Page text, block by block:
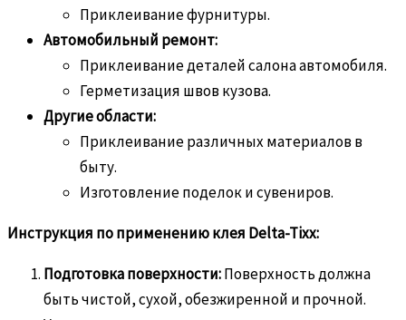
Приклеивание фурнитуры.
Автомобильный ремонт:
Приклеивание деталей салона автомобиля.
Герметизация швов кузова.
Другие области:
Приклеивание различных материалов в
быту.
Изготовление поделок и сувениров.
Инструкция по применению клея Delta-Tixx:
Подготовка поверхности:Поверхность должна
быть чистой, сухой, обезжиренной и прочной.